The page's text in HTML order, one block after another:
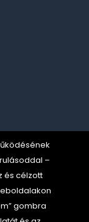
–
és célzott
gombra